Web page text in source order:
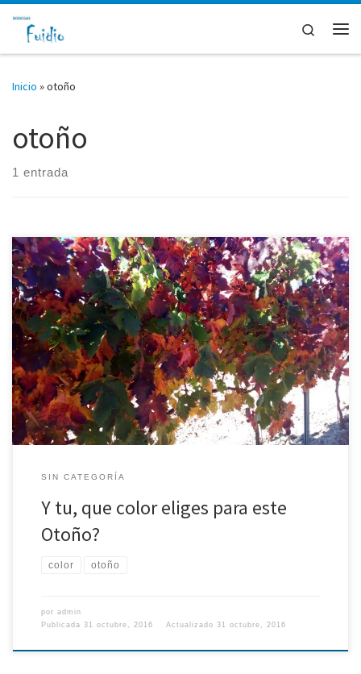
Saltar al contenido
Search
Inicio »otoño
otoño
1 entrada
SIN CATEGORÍA
Y tu, que color eliges para este
Otoño?
color otoño
por admin
Publicada 31 octubre, 2016 Actualizado 31 octubre, 2016